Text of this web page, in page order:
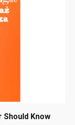
Should Know